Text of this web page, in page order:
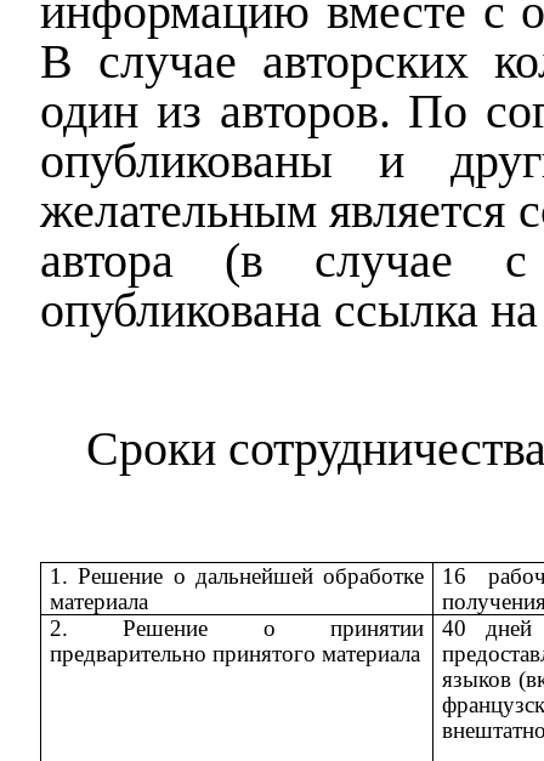
информацию вместе с
В случае авторских
один из авторов. По
опубликованы и
желательным является
автора (в случае с
опубликована ссылка
Сроки
1. Решение о дальнейшей обработке
материала
16
2. Решение о принятии
предварительнопринятoго материала
40 дней
языков